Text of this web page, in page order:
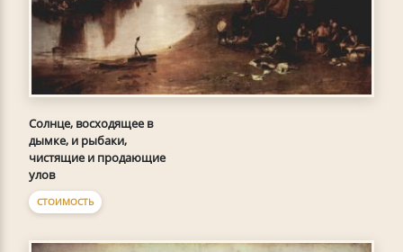
Солнце, восходящее в
дымке, и рыбаки,
чистящие и продающие
улов
СТОИМОСТЬ